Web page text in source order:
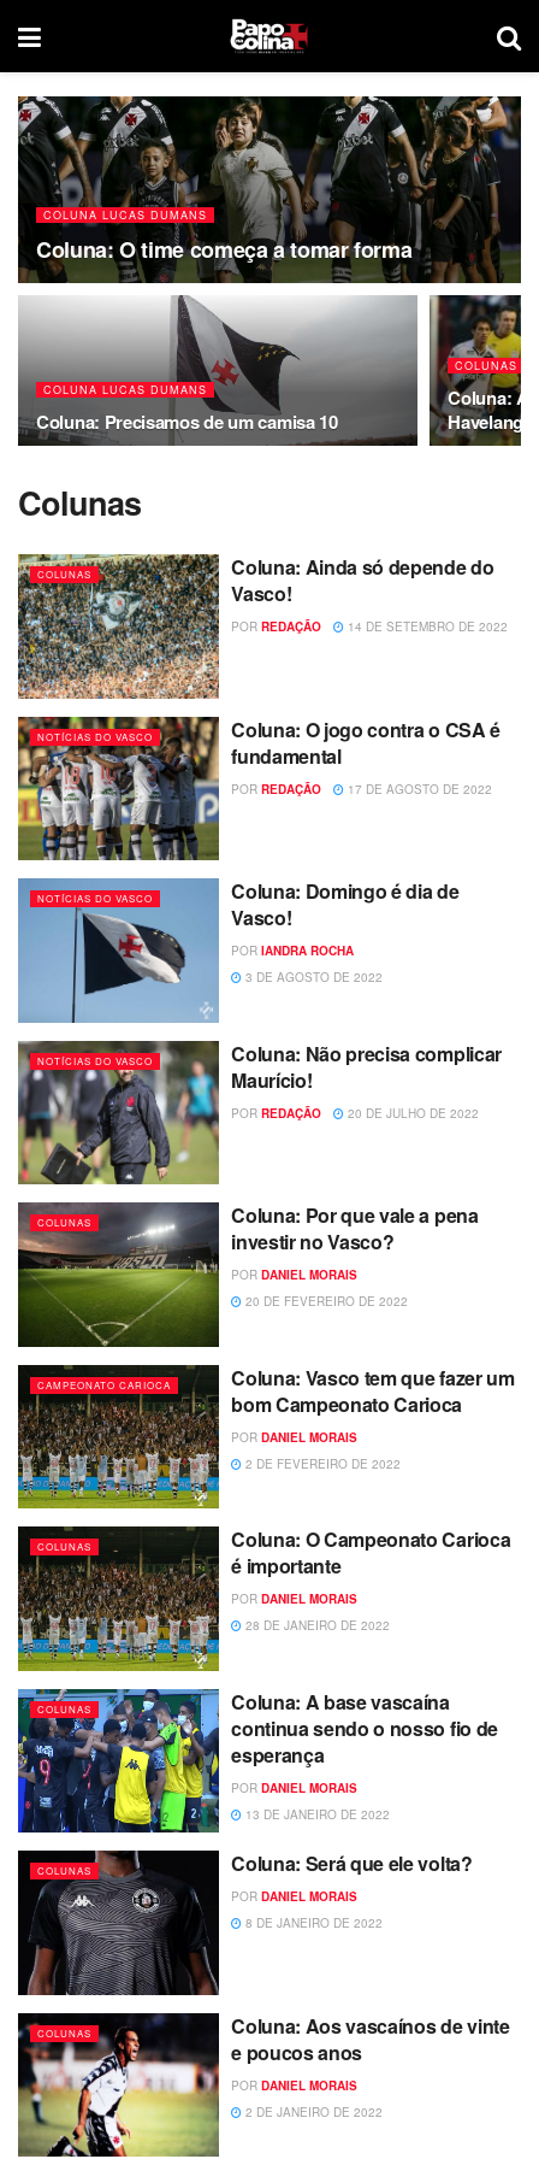
COLUNA LUCAS DUMANS
Coluna: O time começa a tomar forma
COLUNA LUCAS DUMANS
Coluna: Precisamos de um camisa 10
COLUNAS
Coluna: A
Colunas
COLUNAS
Coluna: Ainda só depende do
Vasco!
POR REDAÇÃO 14 DE SETEMBRO DE 2022
NOTÍCIAS DO VASCO
Coluna: O jogo contra o CSA é
fundamental
POR REDAÇÃO 17 DE AGOSTO DE 2022
NOTÍCIAS DO VASCO
Coluna: Domingo é dia de
Vasco!
POR IANDRA ROCHA
3 DE AGOSTO DE 2022
NOTÍCIAS DO VASCO
Coluna: Não precisa complicar
Maurício!
POR REDAÇÃO 20 DE JULHO DE 2022
COLUNAS
Coluna: Por que vale a pena
investir no Vasco?
POR DANIEL MORAIS
20 DE FEVEREIRO DE 2022
CAMPEONATO CARIOCA
Coluna: Vasco tem que fazer um
bom Campeonato Carioca
POR DANIEL MORAIS
2 DE FEVEREIRO DE 2022
COLUNAS
Coluna: O Campeonato Carioca
é importante
POR DANIEL MORAIS
28 DE JANEIRO DE 2022
COLUNAS
Coluna: A base vascaína
continua sendo o nosso fio de
esperança
POR DANIEL MORAIS
13 DE JANEIRO DE 2022
COLUNAS Coluna: Será que ele volta?
POR DANIEL MORAIS
8 DE JANEIRO DE 2022
COLUNAS
Coluna: Aos vascaínos de vinte
e poucos anos
POR DANIEL MORAIS
2 DE JANEIRO DE 2022